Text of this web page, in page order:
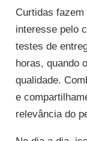
Curtidas
interesse pelo
testes de
horas, quando
qualidade.
e
relevância do